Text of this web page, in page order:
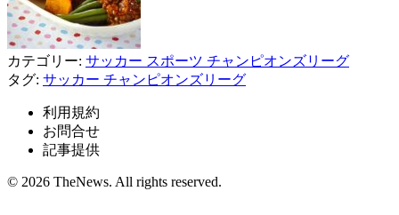
カテゴリー: サッカー スポーツ チャンピオンズリーグ
タグ: サッカー チャンピオンズリーグ
利用規約
お問合せ
記事提供
© 2026 TheNews. All rights reserved.